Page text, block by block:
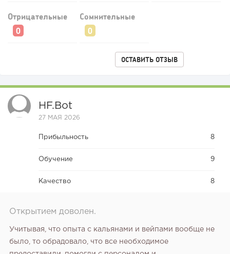
Отрицательные Сомнительные
ОСТАВИТЬ ОТЗЫВ
HF.bot
27 МАЯ 2026
Прибыльность 8
Обучение 9
Качество 8
Открытием доволен.
Учитывая, что опыта с кальянами и вейпами вообще не
было, то обрадовало, что все необходимое